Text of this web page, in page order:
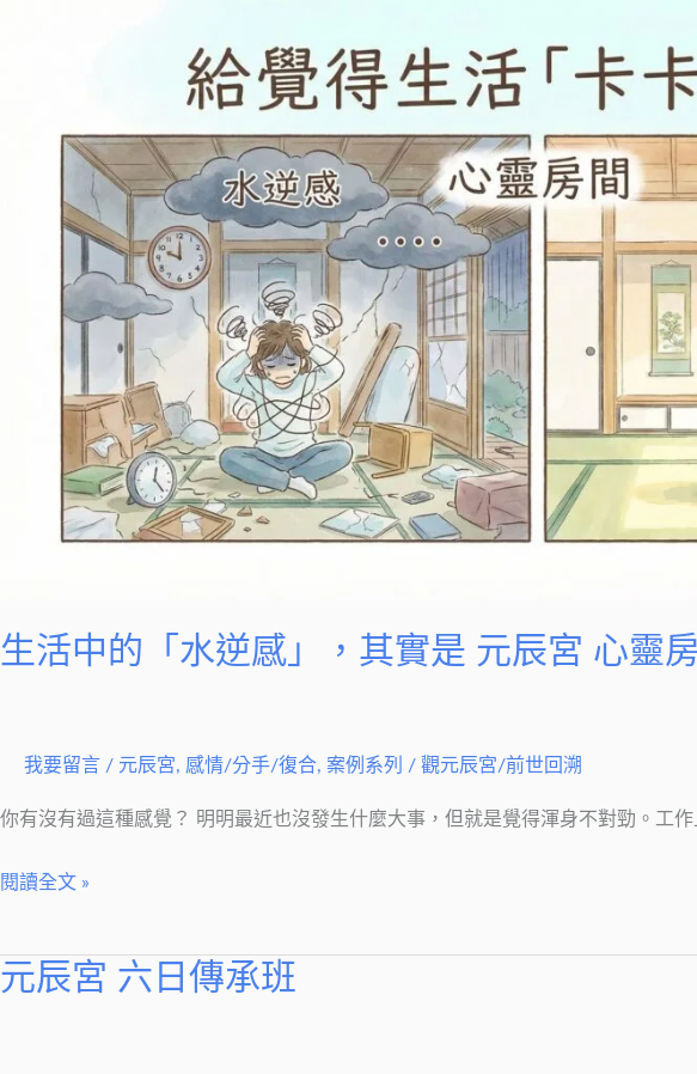
生活中的「水逆感」，其實是 元辰宮 心靈
我要留言 / 元辰宮, 感情/分手/復合, 案例系列 / 觀元辰宮/前世回溯
你有沒有過這種感覺？ 明明最近也沒發生什麼大事，但就是覺得渾身不對勁。工
了
閱讀全文 »
元辰宮 六日傳承班
元